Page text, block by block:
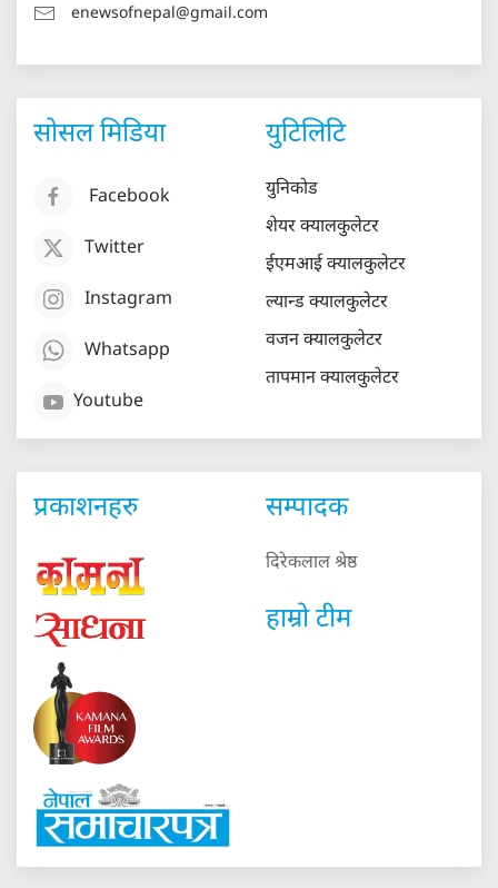
enewsofnepal@gmail.com
सोसल मिडिया
Facebook
Twitter
Instagram
Whatsapp
Youtube
युटिलिटि
युनिकोड
शेयर क्यालकुलेटर
ईएमआई क्यालकुलेटर
ल्यान्ड क्यालकुलेटर
वजन क्यालकुलेटर
तापमान क्यालकुलेटर
प्रकाशनहरु सम्पादक
दिरेकलाल श्रेष्ठ
हाम्रो टीम